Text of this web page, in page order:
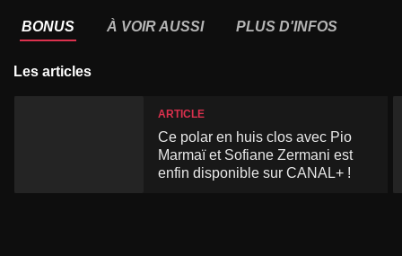
BONUS À VOIR AUSSI PLUS D'INFOS
Les articles
ARTICLE
Ce polar en huis clos avec Pio
Marmaï et Sofiane Zermani est
enfin disponible sur CANAL+ !